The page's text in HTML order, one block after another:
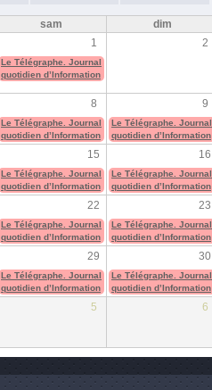
sam
dim
1 2
Le Télégraphe. Journal
quotidien d’Information
8 9
Le Télégraphe. Journal
quotidien d’Information
Le Télégraphe. Journal
quotidien d’Information
15 16
Le Télégraphe. Journal
quotidien d’Information
Le Télégraphe. Journal
quotidien d’Information
22 23
Le Télégraphe. Journal
quotidien d’Information
Le Télégraphe. Journal
quotidien d’Information
29 30
Le Télégraphe. Journal
quotidien d’Information
Le Télégraphe. Journal
quotidien d’Information
5 6